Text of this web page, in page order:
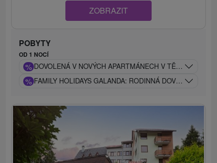
ZOBRAZIT
POBYTY
OD 1 NOCÍ
% DOVOLENÁ V NOVÝCH APARTMÁNECH V TĚSNÉ
% FAMILY HOLIDAYS GALANDA: RODINNÁ DOVOLENÁ S